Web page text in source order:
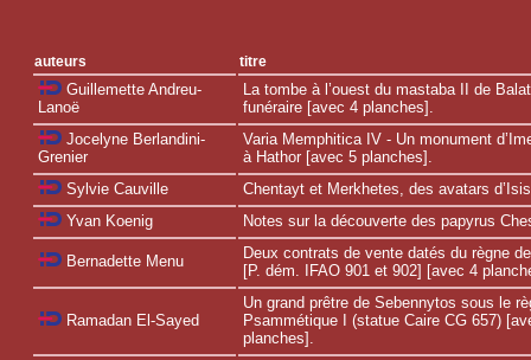
auteurs titre
Guillemette Andreu-
Lanoë
La tombe à l’ouest du mastaba II de
funéraire [avec 4 planches].
Jocelyne Berlandini-
Grenier
Varia Memphitica IV - Un monument
à Hathor [avec 5 planches].
Sylvie Cauville
Chentayt et Merkhetes, des avatars
Yvan Koenig
Notes sur la découverte des papyrus
Bernadette Menu
Deux contrats de vente datés du règne
[P. dém. IFAO 901 et 902] [avec 4
Ramadan El-Sayed
Un grand prêtre de Sebennytos sous le
Psammétique I (statue Caire CG 657)
planches].